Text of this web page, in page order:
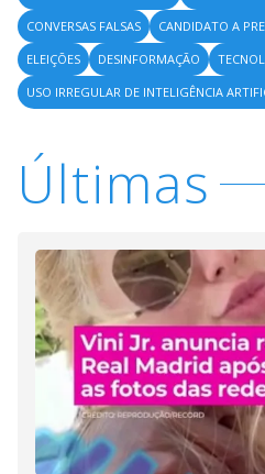
CONVERSAS FALSAS
CANDIDATO A
ELEIÇÕES
DESINFORMAÇÃO
USO IRREGULAR DE INTELIGÊNCIA
Últimas